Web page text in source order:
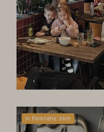
In Parknähe: 6km